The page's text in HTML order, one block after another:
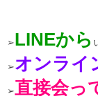
➢LINEから
➢オンライ
➢直接会っ